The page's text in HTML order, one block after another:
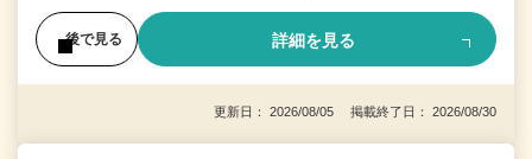
後で見る 詳細を見る
更新日： 2026/08/05 掲載終了日： 2026/08/30